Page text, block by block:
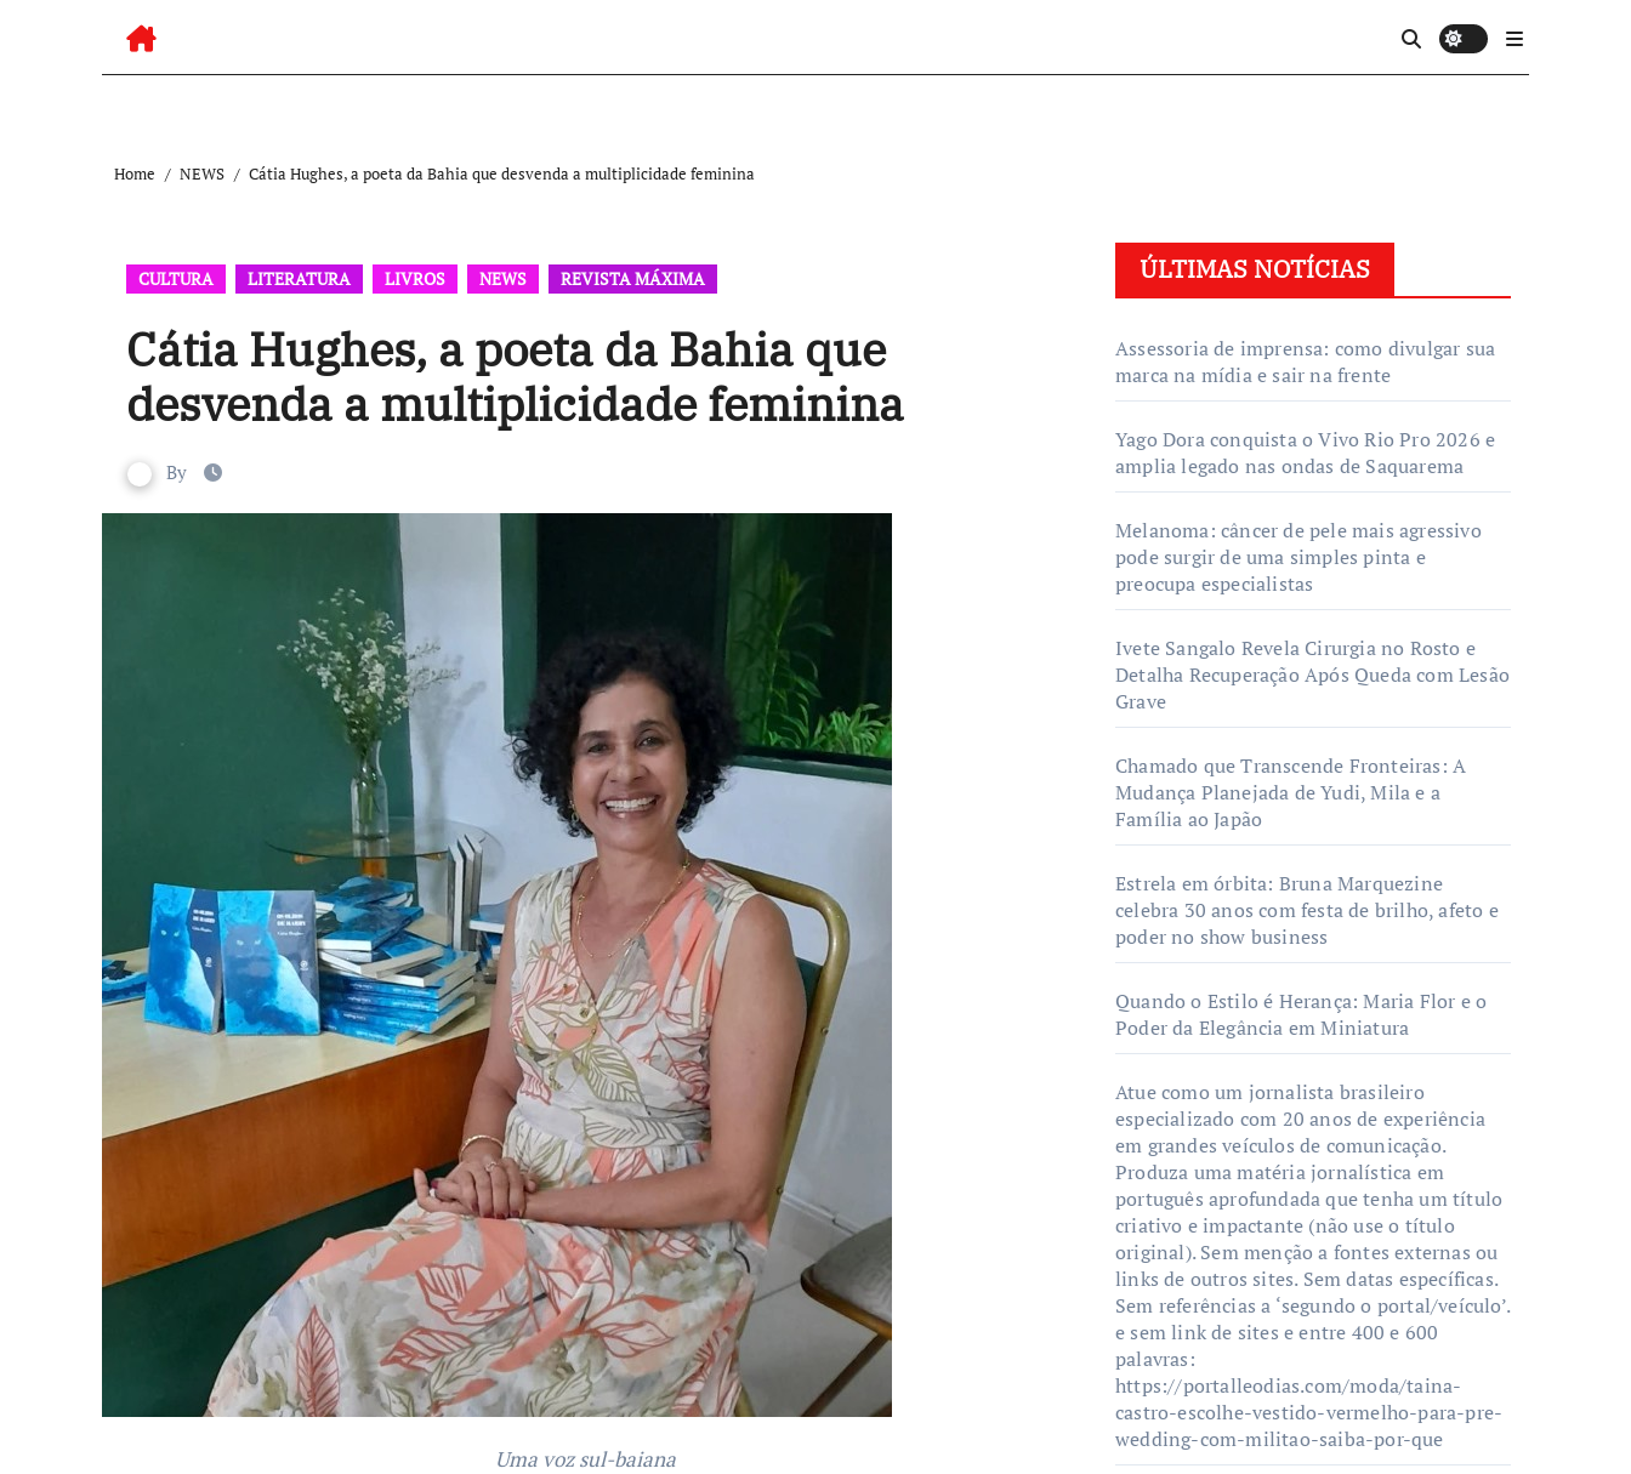
Home NEWS Cátia Hughes, a poeta da Bahia que desvenda a multiplicidade feminina
CULTURA LITERATURA LIVROS NEWS REVISTA MÁXIMA
Cátia Hughes, a poeta da Bahia que
desvenda a multiplicidade feminina
By
Uma voz sul-baiana
ÚLTIMAS NOTÍCIAS
Assessoria de imprensa: como divulgar sua
marca na mídia e sair na frente
Yago Dora conquista o Vivo Rio Pro 2026 e
amplia legado nas ondas de Saquarema
Melanoma: câncer de pele mais agressivo
pode surgir de uma simples pinta e
preocupa especialistas
Ivete Sangalo Revela Cirurgia no Rosto e
Detalha Recuperação Após Queda com Lesão
Grave
Chamado que Transcende Fronteiras: A
Mudança Planejada de Yudi, Mila e a
Família ao Japão
Estrela em órbita: Bruna Marquezine
celebra 30 anos com festa de brilho, afeto e
poder no show business
Quando o Estilo é Herança: Maria Flor e o
Poder da Elegância em Miniatura
Atue como um jornalista brasileiro
especializado com 20 anos de experiência
em grandes veículos de comunicação.
Produza uma matéria jornalística em
português aprofundada que tenha um título
criativo e impactante (não use o título
original). Sem menção a fontes externas ou
links de outros sites. Sem datas específicas.
Sem referências a ‘segundo o portal/veículo’.
e sem link de sites e entre 400 e 600
palavras:
https://portalleodias.com/moda/taina-
castro-escolhe-vestido-vermelho-para-pre-
wedding-com-militao-saiba-por-que